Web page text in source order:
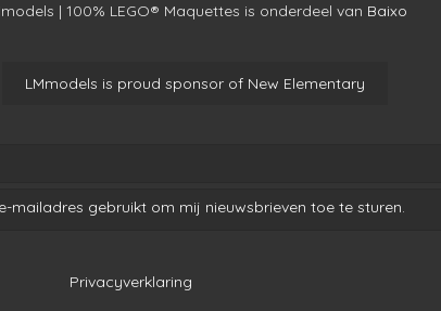
| 100% LEGO® Maquettes is onderdeel van Baixo
LMmodels is proud sponsor of New Elementary
mailadres gebruikt om mij nieuwsbrieven toe te sturen.
Privacyverklaring